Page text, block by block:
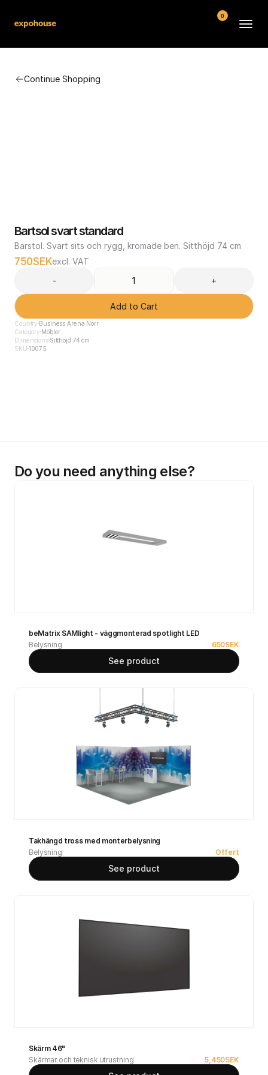
Continue Shopping
Bartsol svart standard
Barstol. Svart sits och rygg, kromade ben. Sitthöjd 74 cm
750SEKexcl. VAT
-
+
Add to Cart
Country Business Arena Norr
Category Möbler
DimensionsSitthöjd 74 cm
SKU 10075
Do you need anything else?
beMatrix SAMlight - väggmonterad spotlight LED
Belysning
650SEK
See product
Takhängd tross med monterbelysning
Belysning
Offert
See product
Skärm 46"
Skärmar och teknisk utrustning
5,450SEK
0